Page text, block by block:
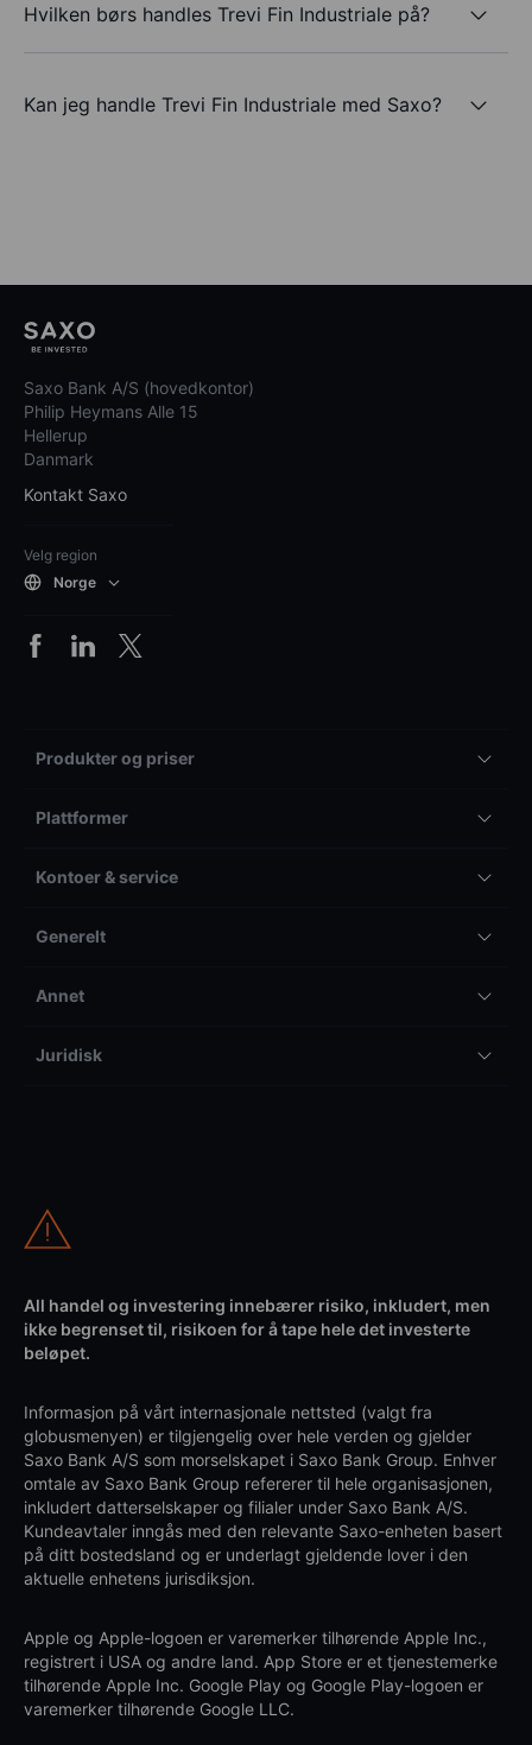
Hvilken børs handles Trevi Fin Industriale på?
Kan jeg handle Trevi Fin Industriale med Saxo?
Saxo Bank A/S (hovedkontor)
Philip Heymans Alle 15
Hellerup
Danmark
Kontakt Saxo
Velg region
Norge
Produkter og priser
Plattformer
Kontoer & service
Generelt
Annet
Juridisk
All handel og investering innebærer risiko, inkludert, men
ikke begrenset til, risikoen for å tape hele det investerte
beløpet.
Informasjon på vårt internasjonale nettsted (valgt fra
globusmenyen) er tilgjengelig over hele verden og gjelder
Saxo Bank A/S som morselskapet i Saxo Bank Group. Enhver
omtale av Saxo Bank Group refererer til hele organisasjonen,
inkludert datterselskaper og filialer under Saxo Bank A/S.
Kundeavtaler inngås med den relevante Saxo-enheten basert
på ditt bostedsland og er underlagt gjeldende lover i den
aktuelle enhetens jurisdiksjon.
Apple og Apple-logoen er varemerker tilhørende Apple Inc.,
registrert i USA og andre land. App Store er et tjenestemerke
tilhørende Apple Inc. Google Play og Google Play-logoen er
varemerker tilhørende Google LLC.